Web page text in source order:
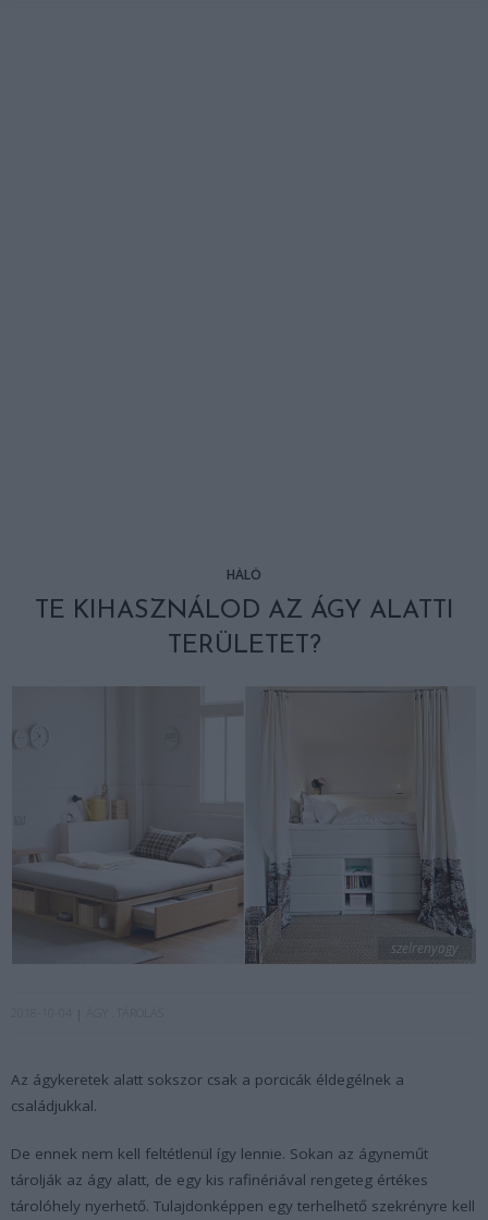
HÁLÓ
TE KIHASZNÁLOD AZ ÁGY ALATTI
TERÜLETET?
szelrenyagy
Az ágykeretek alatt sokszor csak a porcicák éldegélnek a
családjukkal.
De ennek nem kell feltétlenül így lennie. Sokan az ágyneműt
tárolják az ágy alatt, de egy kis rafinériával rengeteg értékes
tárolóhely nyerhető. Tulajdonképpen egy terhelhető szekrényre kell